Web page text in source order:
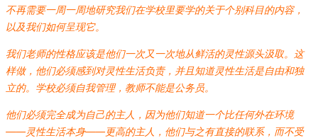
不再需要一周一周地研究我们在学校里要学的关于个别科目的内容，
以及我们如何呈现它。
我们老师的性格应该是他们一次又一次地从鲜活的灵性源头汲取。这
样做，他们必须感到对灵性生活负责，并且知道灵性生活是自由和独
立的。学校必须自我管理，教师不能是公务员。
他们必须完全成为自己的主人，因为他们知道一个比任何外在环境
——灵性生活本身——更高的主人，他们与之有直接的联系，而不受